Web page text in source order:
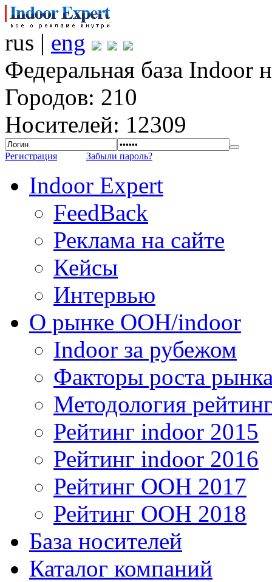
rus | eng
Федеральная база Indoor
Городов: 210
Носителей: 12309
Регистрация Забыли пароль?
Indoor Expert
FeedBack
Реклама на сайте
Кейсы
Интервью
О рынке OOH/indoor
Indoor за рубежом
Факторы роста
Методология
Рейтинг indoor 2015
Рейтинг indoor 2016
Рейтинг OOH 2017
Рейтинг OOH 2018
База носителей
Каталог компаний